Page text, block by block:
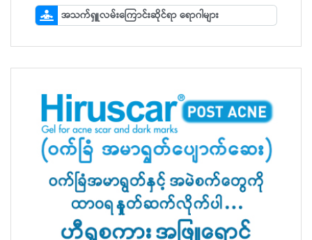
အသက်ရှူလမ်းကြောင်းဆိုင်ရာ ရောဂါများ